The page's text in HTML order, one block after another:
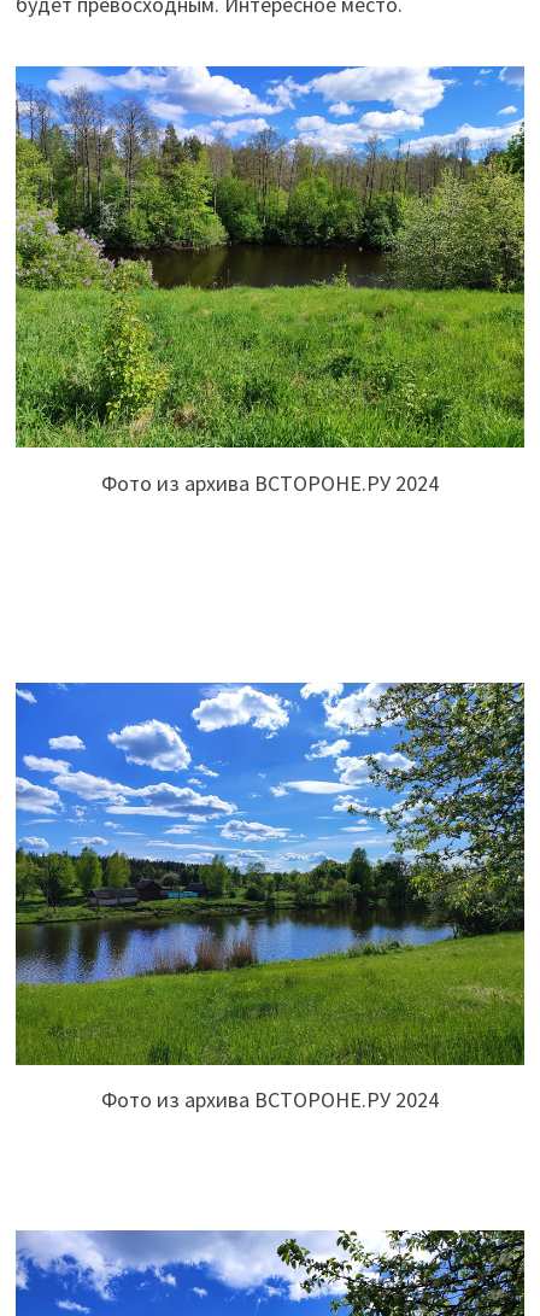
Фото из архива ВСТОРОНЕ.РУ 2024
Фото из архива ВСТОРОНЕ.РУ 2024